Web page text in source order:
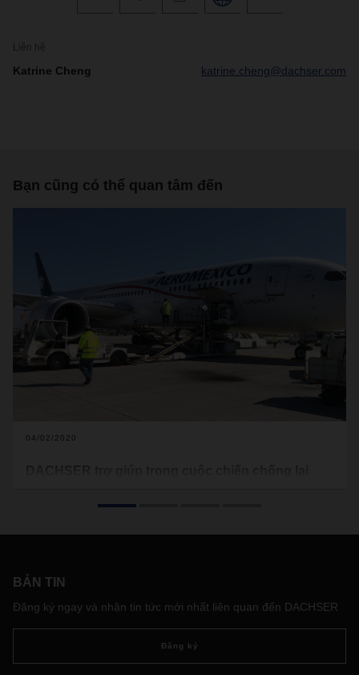
Liên hệ
Katrine Cheng katrine.cheng@dachser.com
Bạn cũng có thể quan tâm đến
04/02/2020
chuyển 3,25 triệu khẩu trang từ Mexico đến Đức. Tại đó,
BẢN TIN
Đăng ký ngay và nhận tin tức mới nhất liên quan đến DACHSER
Đăng ký